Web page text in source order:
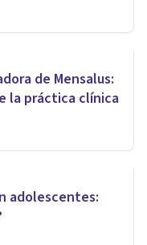
de Mensalus:
la práctica clínica
adolescentes: